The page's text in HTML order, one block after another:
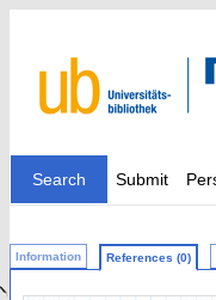
Search Submit
Information References (0)